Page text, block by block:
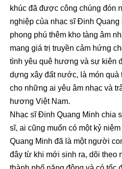
khúc đã được công chúng đón
nghiệp của nhạc sĩ Đinh Quang
phong phú thêm kho tàng âm
mang giá trị truyền cảm hứng
tình yêu quê hương và sự kiên
dựng xây đất nước, là món quà
cho những ai yêu âm nhạc và
hương Việt Nam.
Nhạc sĩ Đinh Quang Minh chia
sĩ, ai cũng muốn có một kỷ
Quang Minh đã là một người
đây từ khi mới sinh ra, dõi theo